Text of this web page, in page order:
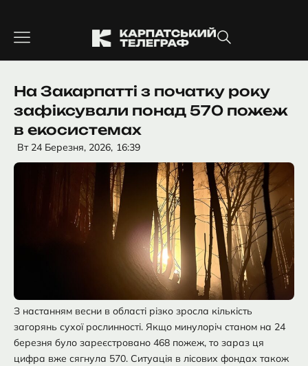
вмісту
На Закарпатті з початку року
зафіксували понад 570 пожеж
в екосистемах
Вт 24 Березня, 2026, 16:39
З настанням весни в області різко зросла кількість
загорянь сухої рослинності. Якщо минулоріч станом на 24
березня було зареєстровано 468 пожеж, то зараз ця
цифра вже сягнула 570. Ситуація в лісових фондах також